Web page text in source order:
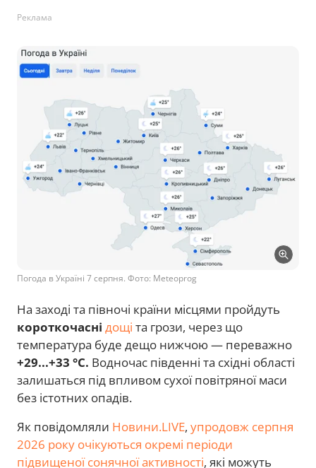
Реклама
Погода в Україні 7 серпня. Фото: Meteoprog
На заході та півночі країни місцями пройдуть
короткочасні дощі та грози, через що
температура буде дещо нижчою — переважно
+29...+33 °C. Водночас південні та східні області
залишаться під впливом сухої повітряної маси
без істотних опадів.
Як повідомляли Новини.LIVE, упродовж серпня
2026 року очікуються окремі періоди
підвищеної сонячної активності, які можуть